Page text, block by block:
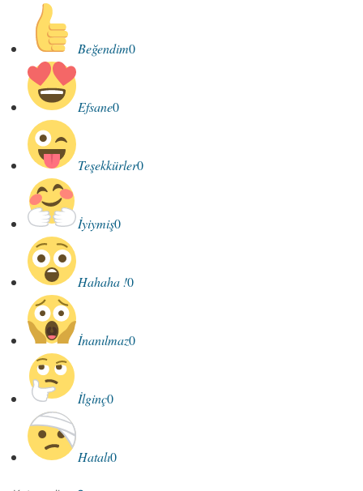
Beğendim0
Efsane0
Teşekkürler0
İyiymiş0
Hahaha !0
İnanılmaz0
İlginç0
Hatalı0